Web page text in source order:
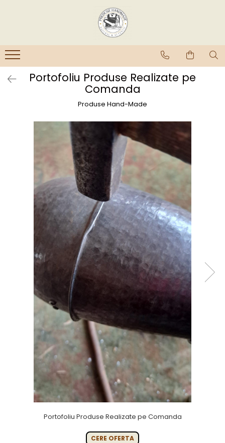
Portofoliu Produse Realizate pe
Comanda
Produse Hand-Made
Portofoliu Produse Realizate pe Comanda
CERE OFERTA